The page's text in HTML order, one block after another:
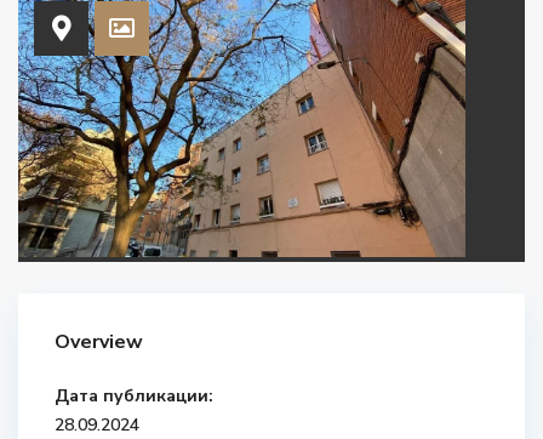
Overview
Дата публикации:
28.09.2024